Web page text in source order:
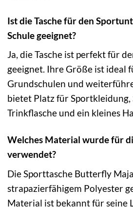
Ist die Tasche für den
Schule geeignet?
Ja, die Tasche ist perfekt für
geeignet. Ihre Größe ist ideal
Grundschulen und
bietet Platz für Sportkleidung,
Trinkflasche und ein kleines
Welches Material wurde für
verwendet?
Die Sporttasche Butterfly
strapazierfähigem Polyester
Material ist bekannt für seine